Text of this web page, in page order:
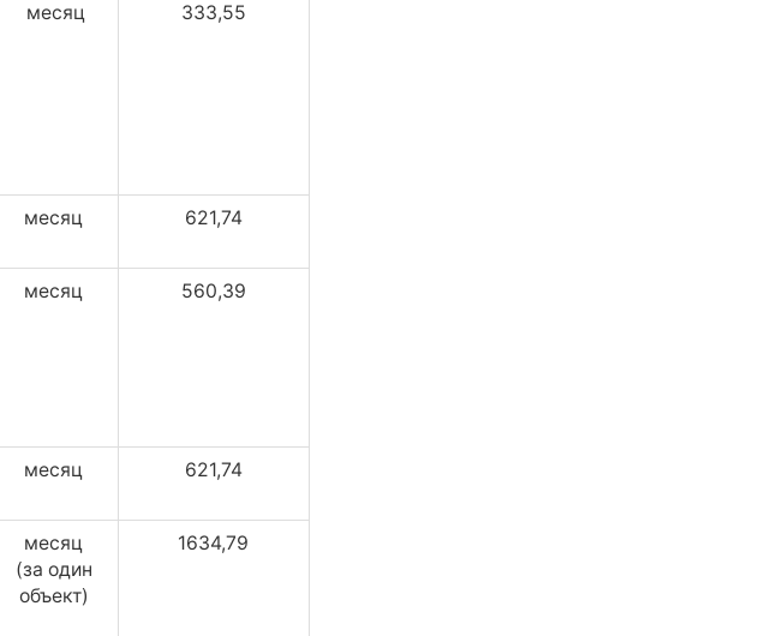
месяц 333,55
месяц 621,74
месяц 560,39
месяц 621,74
месяц
(за один
объект)
1634,79